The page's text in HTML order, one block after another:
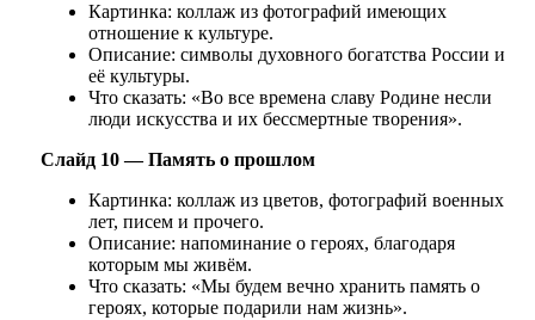
Картинка: коллаж из фотографий имеющих
отношение к культуре.
Описание: символы духовного богатства России и
её культуры.
Что сказать: «Во все времена славу Родине несли
люди искусства и их бессмертные творения».
Слайд 10 — Память о прошлом
Картинка: коллаж из цветов, фотографий военных
лет, писем и прочего.
Описание: напоминание о героях, благодаря
которым мы живём.
Что сказать: «Мы будем вечно хранить память о
героях, которые подарили нам жизнь».